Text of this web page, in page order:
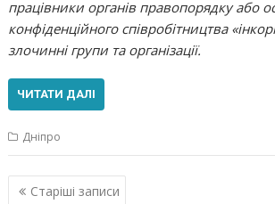
працівники органів правопорядку або
конфіденційного співробітництва
злочинні групи та організації.
ЧИТАТИ ДАЛІ
Дніпро
Навігація
Старіші записи